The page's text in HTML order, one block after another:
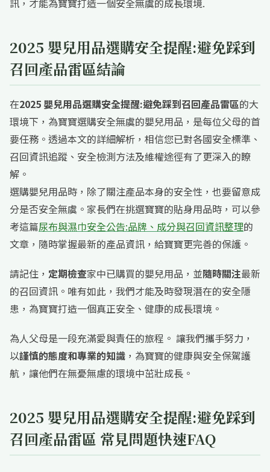
訊，才能為寶寶打造一個安全無虞的成長環境.
2025 嬰兒用品選購安全提醒:避免踩到
召回產品雷區結論
在2025 嬰兒用品選購安全提醒:避免踩到召回產品雷區的大
環境下，為寶寶選購安全無虞的嬰兒用品，是每位父母的首
要任務。透過本文的詳細解析，相信您已對各國安全標準、
召回資訊追蹤、安全檢測方法及維權途徑有了更深入的瞭
解。
選購嬰兒用品時，除了關注產品本身的安全性，也要留意成
分是否安全無虞。家長們在挑選寶寶的貼身用品時，可以參
考這篇尿布與濕巾安全公告:品牌、成分與召回資訊整理的
文章，隨時掌握最新的產品資訊，給寶寶更完善的保護。
請記住， 定期檢查家中已購買的嬰兒用品，並隨時關注最新
的召回資訊。唯有如此，我們才能及時發現潛在的安全隱
患，為寶寶打造一個真正安全、健康的成長環境。
為人父母是一段充滿愛與責任的旅程。 讓我們攜手努力，
以謹慎的態度和專業的知識 ，為寶寶的健康與安全保駕護
航，讓他們在無憂無慮的環境中茁壯成長。
2025 嬰兒用品選購安全提醒:避免踩到
召回產品雷區 常見問題快速FAQ